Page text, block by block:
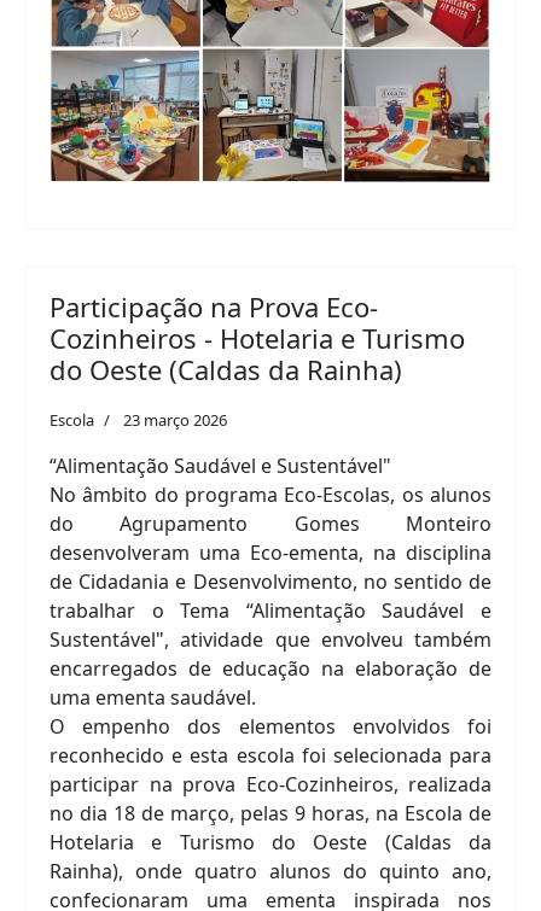
Participação na Prova Eco-
Cozinheiros - Hotelaria e Turismo
do Oeste (Caldas da Rainha)
Escola 23 março 2026
“Alimentação Saudável e Sustentável"
No âmbito do programa Eco-Escolas, os alunos
do Agrupamento Gomes Monteiro
desenvolveram uma Eco-ementa, na disciplina
de Cidadania e Desenvolvimento, no sentido de
trabalhar o Tema “Alimentação Saudável e
Sustentável", atividade que envolveu também
encarregados de educação na elaboração de
uma ementa saudável.
O empenho dos elementos envolvidos foi
reconhecido e esta escola foi selecionada para
participar na prova Eco-Cozinheiros, realizada
no dia 18 de março, pelas 9 horas, na Escola de
Hotelaria e Turismo do Oeste (Caldas da
Rainha), onde quatro alunos do quinto ano,
confecionaram uma ementa inspirada nos